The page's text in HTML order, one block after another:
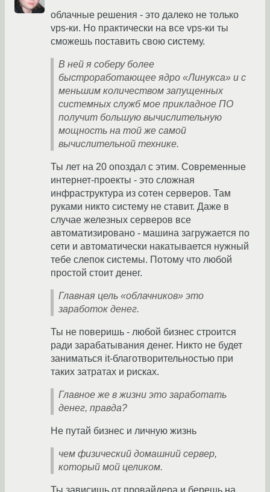
облачные решения - это далеко не только
vps-ки. Но практически на все vps-ки ты
сможешь поставить свою систему.
В ней я соберу более
быстроработающее ядро «Линукса» и с
меньшим количеством запущенных
системных служб мое прикладное ПО
получит большую вычислительную
мощность на той же самой
вычислительной технике.
Ты лет на 20 опоздал с этим. Современные
интернет-проекты - это сложная
инфраструктура из сотен серверов. Там
руками никто систему не ставит. Даже в
случае железных серверов все
автоматизировано - машина загружается по
сети и автоматически накатывается нужный
тебе слепок системы. Потому что любой
простой стоит денег.
Главная цель «облачников» это
заработок денег.
Ты не поверишь - любой бизнес строится
ради зарабатывания денег. Никто не будет
заниматься it-благотворительностью при
таких затратах и рисках.
Главное же в жизни это заработать
денег, правда?
Не путай бизнес и личную жизнь
чем физический домашний сервер,
который мой целиком.
Ты зависишь от провайдера и берешь на